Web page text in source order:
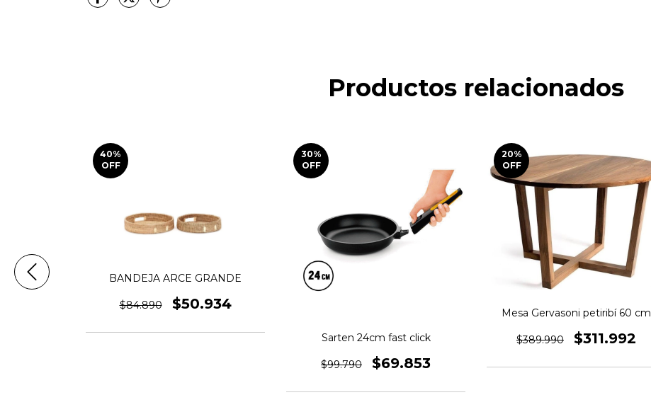
Productos relacionados
40%
OFF
BANDEJA ARCE GRANDE
$84.890 $50.934
30%
OFF
Sarten 24cm fast click
$99.790 $69.853
20%
OFF
Mesa Gervasoni petiribí 60 cm
$389.990 $311.992